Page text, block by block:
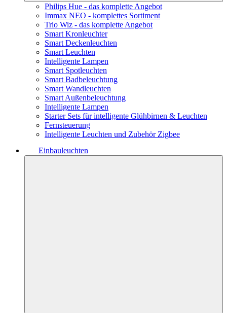
Philips Hue - das komplette Angebot
Immax NEO - komplettes Sortiment
Trio Wiz - das komplette Angebot
Smart Kronleuchter
Smart Deckenleuchten
Smart Leuchten
Intelligente Lampen
Smart Spotleuchten
Smart Badbeleuchtung
Smart Wandleuchten
Smart Außenbeleuchtung
Intelligente Lampen
Starter Sets für intelligente Glühbirnen & Leuchten
Fernsteuerung
Intelligente Leuchten und Zubehör Zigbee
Einbauleuchten